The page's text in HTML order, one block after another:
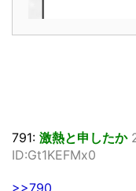
791: 激熱と申したか
ID:Gt1KEFMx0